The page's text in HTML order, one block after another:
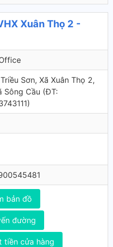
Xuân Thọ 2 -
Sơn, Xã Xuân Thọ 2,
Sông Cầu (ÐT:
bản đồ
đường
tiền cửa hàng